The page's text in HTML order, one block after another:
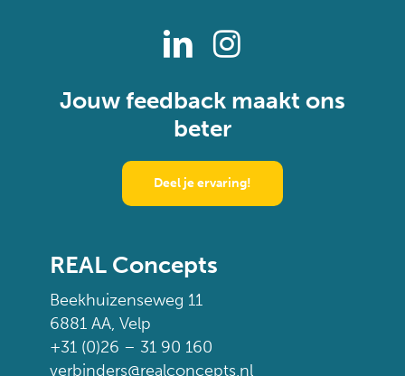
Jouw feedback maakt ons
beter
Deel je ervaring!
REAL Concepts
Beekhuizenseweg 11
6881 AA, Velp
+31 (0)26 – 31 90 160
verbinders@realconcepts.nl